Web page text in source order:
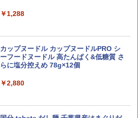
【在庫処分価格】ももたろう印 無洗米 5
kg 業務用 お米マイスターブレンド
￥2,680
by Amazon 新潟県産 新潟のお米 無洗米
5kg
角ハイボール 350ml×24本 サントリー ウ
イスキー ハイボール 缶
トリスウイスキー 4000ml サントリー 大
￥1,288
カップヌードル カップヌードルPRO シ
ーフードヌードル 高たんぱく&低糖質 さ
らに塩分控えめ 78g×12個
￥2,880